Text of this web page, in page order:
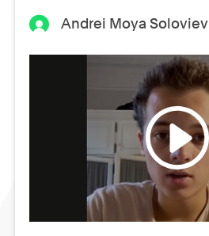
Andrei Moya Soloviev